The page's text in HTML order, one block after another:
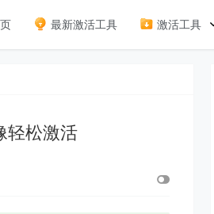
最新激活工具 激活工具
轻松激活